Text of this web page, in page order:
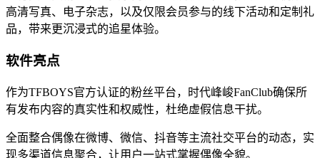
高清写真、电子杂志，以及仅限会员参与的线下活动和定制礼
品，带来更沉浸式的追星体验。
软件亮点
作为TFBOYS官方认证的粉丝平台，时代峰峻FanClub确保所
有发布内容的真实性和权威性，杜绝虚假信息干扰。
全面整合偶像在微博、微信、抖音等主流社交平台的动态，实
现多渠道信息聚合，让用户一站式掌握偶像全貌。